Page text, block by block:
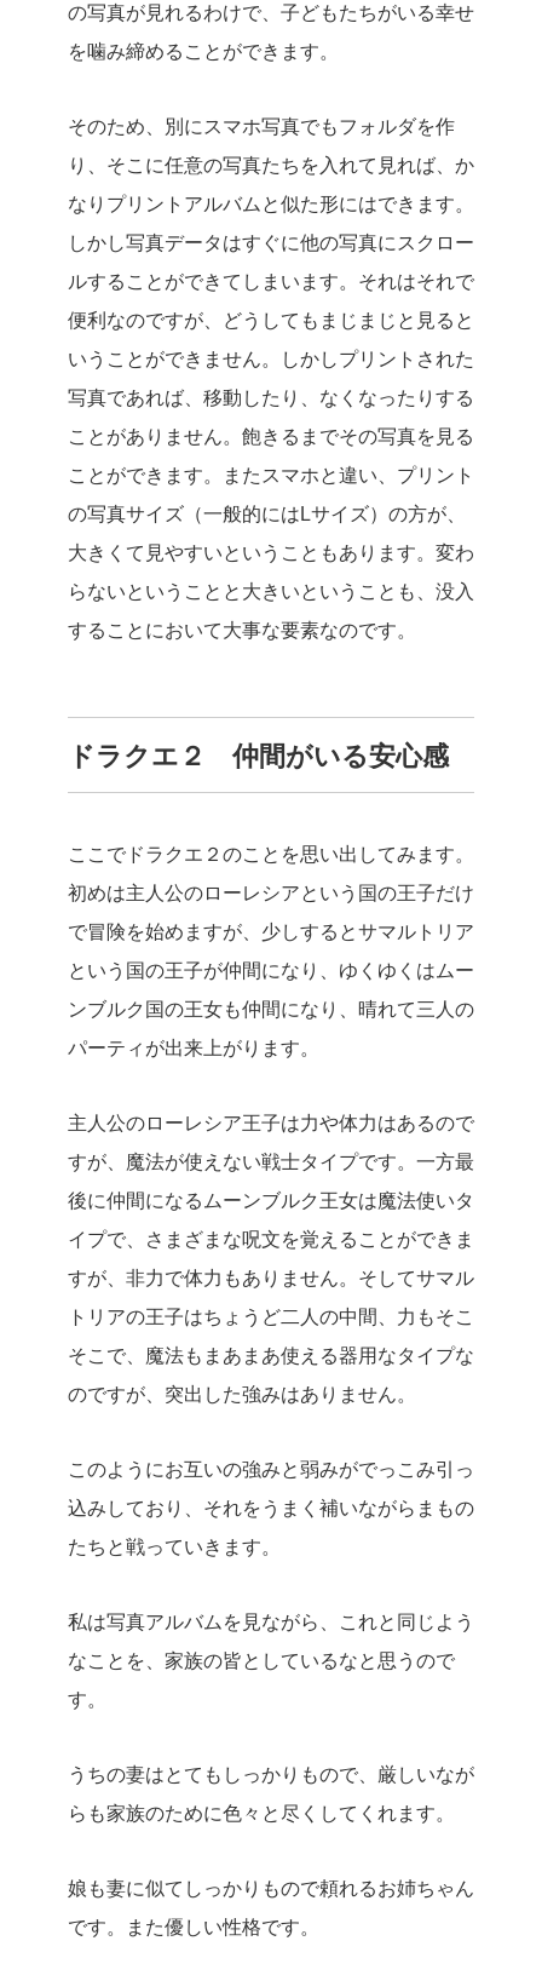
の写真が見れるわけで、子どもたちがいる幸せ
を噛み締めることができます。
そのため、別にスマホ写真でもフォルダを作
り、そこに任意の写真たちを入れて見れば、か
なりプリントアルバムと似た形にはできます。
しかし写真データはすぐに他の写真にスクロー
ルすることができてしまいます。それはそれで
便利なのですが、どうしてもまじまじと見ると
いうことができません。しかしプリントされた
写真であれば、移動したり、なくなったりする
ことがありません。飽きるまでその写真を見る
ことができます。またスマホと違い、プリント
の写真サイズ（一般的にはLサイズ）の方が、
大きくて見やすいということもあります。変わ
らないということと大きいということも、没入
することにおいて大事な要素なのです。
ドラクエ２ 仲間がいる安心感
ここでドラクエ２のことを思い出してみます。
初めは主人公のローレシアという国の王子だけ
で冒険を始めますが、少しするとサマルトリア
という国の王子が仲間になり、ゆくゆくはムー
ンブルク国の王女も仲間になり、晴れて三人の
パーティが出来上がります。
主人公のローレシア王子は力や体力はあるので
すが、魔法が使えない戦士タイプです。一方最
後に仲間になるムーンブルク王女は魔法使いタ
イプで、さまざまな呪文を覚えることができま
すが、非力で体力もありません。そしてサマル
トリアの王子はちょうど二人の中間、力もそこ
そこで、魔法もまあまあ使える器用なタイプな
のですが、突出した強みはありません。
このようにお互いの強みと弱みがでっこみ引っ
込みしており、それをうまく補いながらまもの
たちと戦っていきます。
私は写真アルバムを見ながら、これと同じよう
なことを、家族の皆としているなと思うので
す。
うちの妻はとてもしっかりもので、厳しいなが
らも家族のために色々と尽くしてくれます。
娘も妻に似てしっかりもので頼れるお姉ちゃん
です。また優しい性格です。